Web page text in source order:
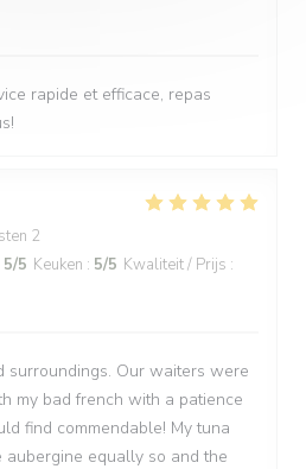
rapide et efficace, repas
2
5/5 Keuken : 5/5 Kwaliteit / Prijs :
surroundings. Our waiters were
my bad french with a patience
find commendable! My tuna
equally so and the